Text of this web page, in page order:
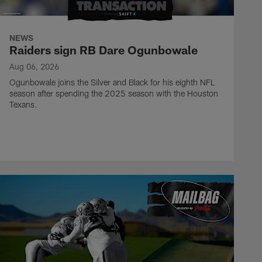
NEWS
Raiders sign RB Dare Ogunbowale
Aug 06, 2026
Ogunbowale joins the Silver and Black for his eighth NFL
season after spending the 2025 season with the Houston
Texans.